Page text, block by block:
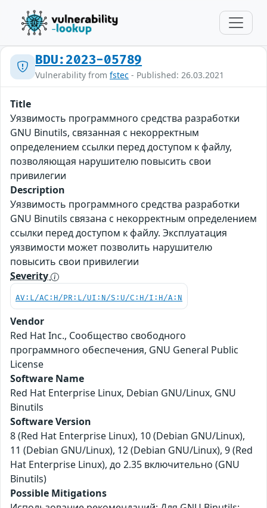
BDU:2023-05789
Vulnerability from fstec - Published: 26.03.2021
Title
Уязвимость программного средства разработки
GNU Binutils, связанная с некорректным
определением ссылки перед доступом к файлу,
позволяющая нарушителю повысить свои
привилегии
Description
Уязвимость программного средства разработки
GNU Binutils связана с некорректным определением
ссылки перед доступом к файлу. Эксплуатация
уязвимости может позволить нарушителю
повысить свои привилегии
Severity
AV:L/AC:H/PR:L/UI:N/S:U/C:H/I:H/A:N
Vendor
Red Hat Inc., Сообщество свободного
программного обеспечения, GNU General Public
License
Software Name
Red Hat Enterprise Linux, Debian GNU/Linux, GNU
Binutils
Software Version
8 (Red Hat Enterprise Linux), 10 (Debian GNU/Linux),
11 (Debian GNU/Linux), 12 (Debian GNU/Linux), 9 (Red
Hat Enterprise Linux), до 2.35 включительно (GNU
Binutils)
Possible Mitigations